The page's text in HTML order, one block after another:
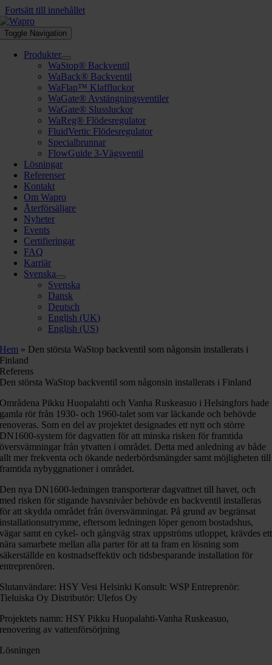
Fortsätt till innehållet
Toggle Navigation
Produkter
WaStop® Backventil
WaBack® Backventil
WaFlap™ Klaffluckor
WaGate® Avstängningsventiler
WaGate® Slussluckor
WaReg® Flödesregulator
FluidVertic Flödesregulator
Specialbrunnar
FlowGuide 3-Vägsventil
Lösningar
Referenser
Kontakt
Om Wapro
Återförsäljare
Nyheter
Events
Certifieringar
FAQ
Karriär
Svenska
Svenska
Dansk
Deutsch
English (UK)
English (US)
Hem » Den största WaStop backventil som någonsin installerats i
Finland
Referens
Den största WaStop backventil som någonsin installerats i Finland
Områdena Pikku Huopalahti och Vanha Ruskeasuo i Helsingfors hade
gamla rör från 1930- och 1960-talet som var läckande och behövde
renoveras. Som en del av projektet designades ett nytt och större
DN1600-system för dagvatten för att minska risken för framtida
översvämningar från ytvatten i området. Detta med anledning av både
allt mer frekventa och ökande nederbördsmängder samt möjligheten till
framtida nybyggnationer i området.
Den nya DN1600-ledningen transporterar dagvattnet till havet, och
med risken för stigande havsnivåer behövde en backventil installeras
för att skydda området från översvämningar. På grund av begränsat
installationsutrymme, eftersom ledningen löper genom bostadshus,
vägar samt en cykel- och gångväg strax uppströms utloppet, krävdes ett
nära samarbete mellan alla parter för att ta fram en lösning som
säkerställde en kostnadseffektiv och tidsbesparande installation för
entreprenören.
Slutanvändare: HSY Vesi Helsinki Konsult: WSP Entreprenör:
Tieluiska Oy Distributör: Ulefos Oy
Projektets namn: HSY Pikku Huopalahti-Vanha Ruskeasuo,
renovering av vattenförsörjning
Lösningen